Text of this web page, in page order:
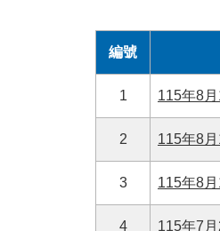
編號
1 115年8
2 115年8
3 115年8
4 115年7